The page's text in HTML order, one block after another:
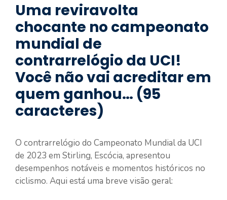
Uma reviravolta
chocante no campeonato
mundial de
contrarrelógio da UCI!
Você não vai acreditar em
quem ganhou… (95
caracteres)
O contrarrelógio do Campeonato Mundial da UCI
de 2023 em Stirling, Escócia, apresentou
desempenhos notáveis e momentos históricos no
ciclismo. Aqui está uma breve visão geral: